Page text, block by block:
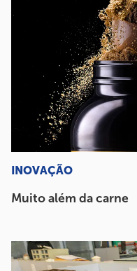
INOVAÇÃO
Muito além da carne